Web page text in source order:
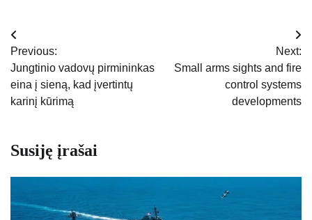
Navigacija
tarp
įrašų
Previous:
Jungtinio vadovų pirmininkas
eina į sieną, kad įvertintų
karinį kūrimą
Next:
Small arms sights and fire
control systems
developments
Susiję įrašai